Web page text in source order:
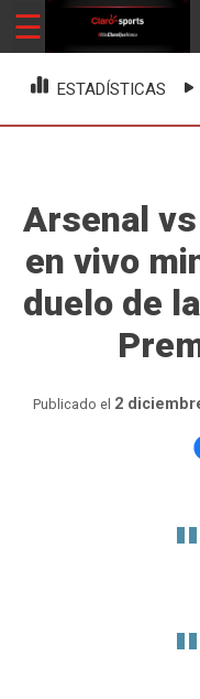
Skip
☰
ClaroSports
Más Claro que nunca
ESTADÍSTICAS
Arsenal
en vivo
duelo de
Publicado el 2